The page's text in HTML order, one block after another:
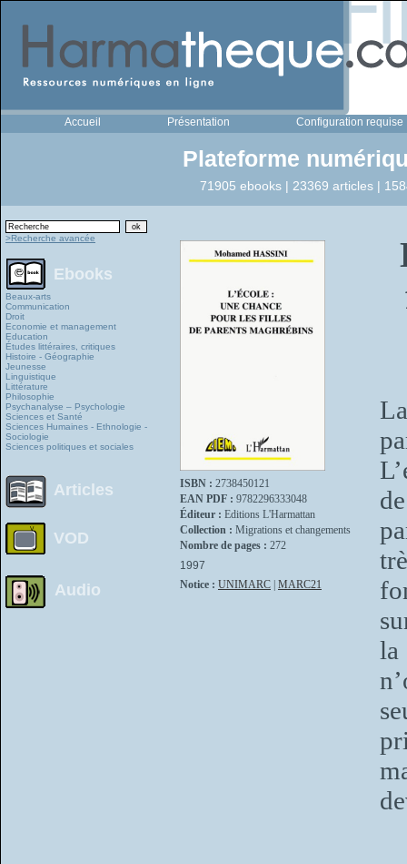
Accueil Présentation Configuration requise
Plateforme
71905 ebooks | 23369 articles |
>Recherche avancée
Ebooks
Beaux-arts
Communication
Droit
Economie et management
Education
Études littéraires, critiques
Histoire - Géographie
Jeunesse
Linguistique
Littérature
Philosophie
Psychanalyse – Psychologie
Sciences et Santé
Sciences Humaines - Ethnologie -
Sociologie
Sciences politiques et sociales
Articles
VOD
Audio
ISBN : 2738450121
EAN PDF : 9782296333048
Éditeur : Editions L'Harmattan
Collection : Migrations et changements
Nombre de pages : 272
1997
Notice : UNIMARC MARC21
la